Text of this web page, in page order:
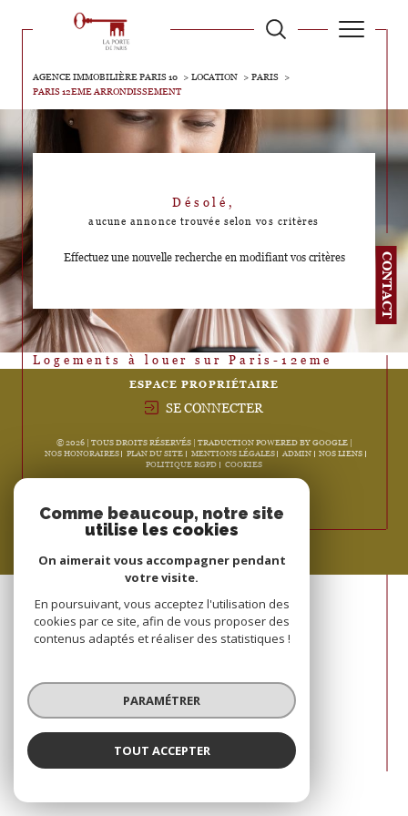
CONTACT
AGENCE IMMOBILIÈRE PARIS 10 LOCATION
PARIS
PARIS 12EME ARRONDISSEMENT
Désolé,
aucune annonce trouvée selon vos critères
Effectuez une nouvelle recherche en modifiant vos critères
Logements à louer sur Paris-12eme
ESPACE PROPRIÉTAIRE
SE CONNECTER
© 2026 | TOUS DROITS RÉSERVÉS | TRADUCTION POWERED BY GOOGLE |
NOS HONORAIRES
PLAN DU SITE MENTIONS LÉGALES ADMIN
NOS LIENS
POLITIQUE RGPD
COOKIES
Comme beaucoup, notre site
utilise les cookies
On aimerait vous accompagner pendant
votre visite.
En poursuivant, vous acceptez l'utilisation des
cookies par ce site, afin de vous proposer des
contenus adaptés et réaliser des statistiques !
PARAMÉTRER
TOUT ACCEPTER